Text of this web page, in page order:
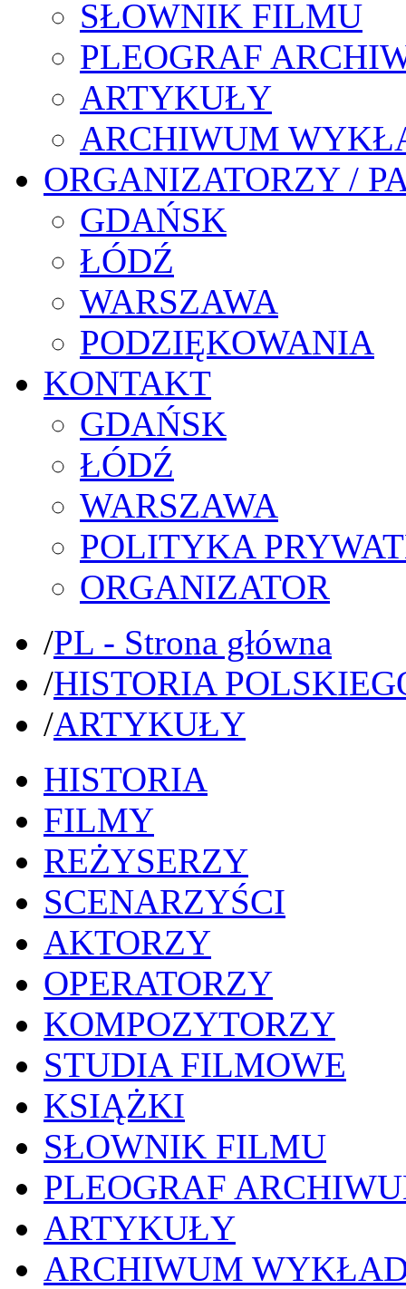
SŁOWNIK FILMU
PLEOGRAF
ARTYKUŁY
ARCHIWUM
ORGANIZATORZY /
GDAŃSK
ŁÓDŹ
WARSZAWA
PODZIĘKOWANIA
KONTAKT
GDAŃSK
ŁÓDŹ
WARSZAWA
POLITYKA
ORGANIZATOR
/PL - Strona główna
/HISTORIA
/ARTYKUŁY
HISTORIA
FILMY
REŻYSERZY
SCENARZYŚCI
AKTORZY
OPERATORZY
KOMPOZYTORZY
STUDIA FILMOWE
KSIĄŻKI
SŁOWNIK FILMU
PLEOGRAF
ARTYKUŁY
ARCHIWUM